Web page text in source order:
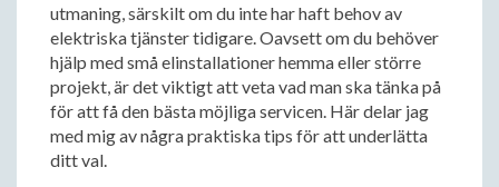
utmaning, särskilt om du inte har haft behov av
elektriska tjänster tidigare. Oavsett om du behöver
hjälp med små elinstallationer hemma eller större
projekt, är det viktigt att veta vad man ska tänka på
för att få den bästa möjliga servicen. Här delar jag
med mig av några praktiska tips för att underlätta
ditt val.